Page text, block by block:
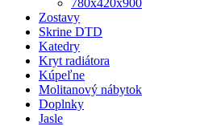
Zostavy
Skrine DTD
Katedry
Kryt radiátora
Kúpeľne
Molitanový nábytok
Doplnky
Jasle